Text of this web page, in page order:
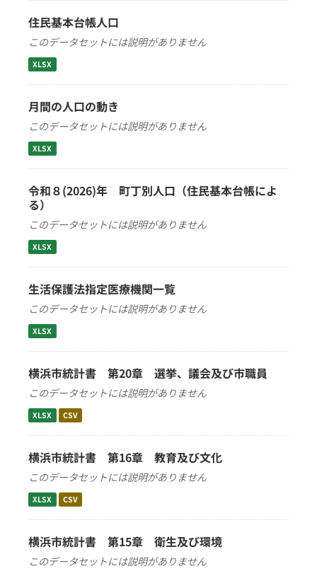
住民基本台帳人口
このデータセットには説明がありません
XLSX
月間の人口の動き
このデータセットには説明がありません
XLSX
令和８(2026)年 町丁別人口（住民基本台帳によ
る）
このデータセットには説明がありません
XLSX
生活保護法指定医療機関一覧
このデータセットには説明がありません
XLSX
横浜市統計書 第20章 選挙、議会及び市職員
このデータセットには説明がありません
XLSX CSV
横浜市統計書 第16章 教育及び文化
このデータセットには説明がありません
XLSX CSV
横浜市統計書 第15章 衛生及び環境
このデータセットには説明がありません